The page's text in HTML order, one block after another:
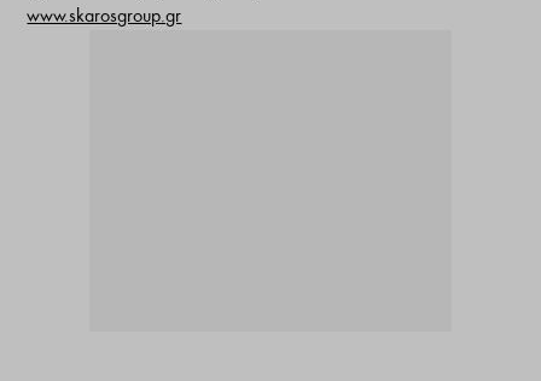
www.skarosgroup.gr